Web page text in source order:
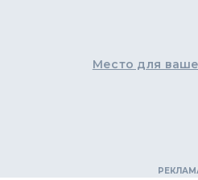
Место для